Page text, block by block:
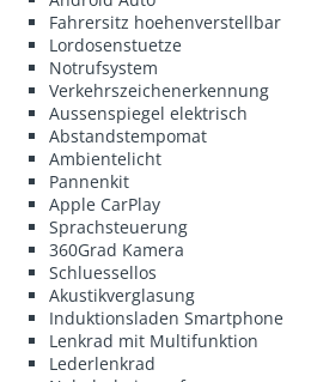
Fahrersitz hoehenverstellbar
Lordosenstuetze
Notrufsystem
Verkehrszeichenerkennung
Aussenspiegel elektrisch
Abstandstempomat
Ambientelicht
Pannenkit
Apple CarPlay
Sprachsteuerung
360Grad Kamera
Schluessellos
Akustikverglasung
Induktionsladen Smartphone
Lenkrad mit Multifunktion
Lederlenkrad